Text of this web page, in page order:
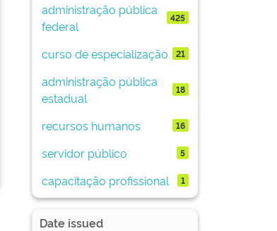
administração pública
federal
425
curso de especialização 21
administração pública
estadual
18
recursos humanos 16
servidor público 5
capacitação profissional 1
Date issued